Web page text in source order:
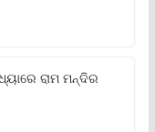
ରାମ ମନ୍ଦିର